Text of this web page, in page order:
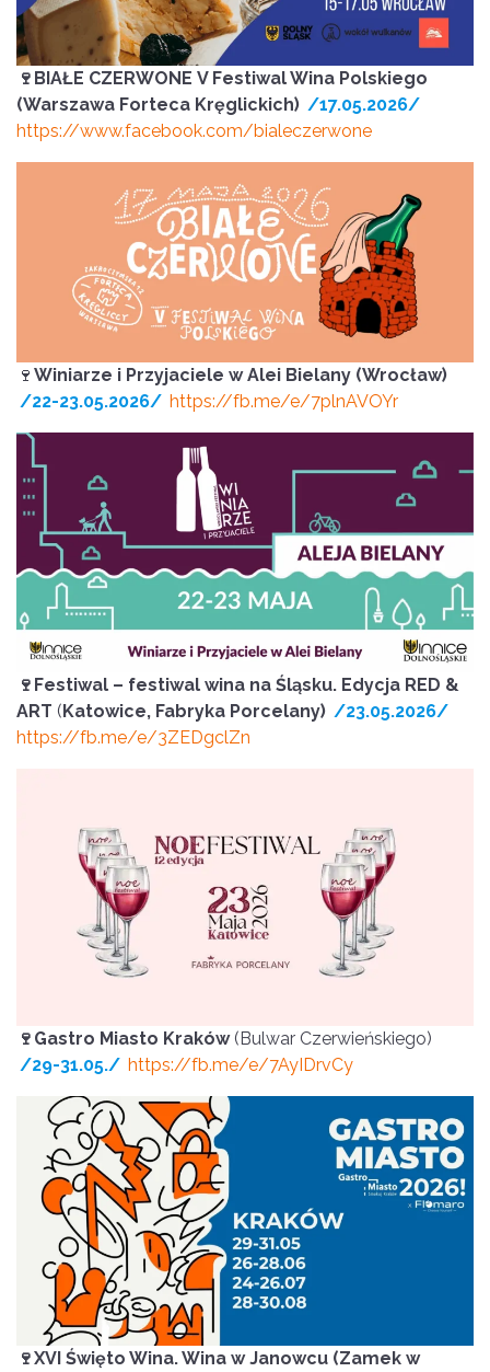
🍷BIAŁE CZERWONE V Festiwal Wina Polskiego
(Warszawa Forteca Kręglickich) /17.05.2026/
https://www.facebook.com/bialeczerwone
🍷 Winiarze i Przyjaciele w Alei Bielany (Wrocław)
/22-23.05.2026/ https://fb.me/e/7plnAVOYr
🍷Festiwal – festiwal wina na Śląsku. Edycja RED &
ART (Katowice, Fabryka Porcelany) /23.05.2026/
https://fb.me/e/3ZEDgclZn
🍷Gastro Miasto Kraków(Bulwar Czerwieńskiego)
/29-31.05./ https://fb.me/e/7AyIDrvCy
🍷XVI Święto Wina. Wina w Janowcu (Zamek w